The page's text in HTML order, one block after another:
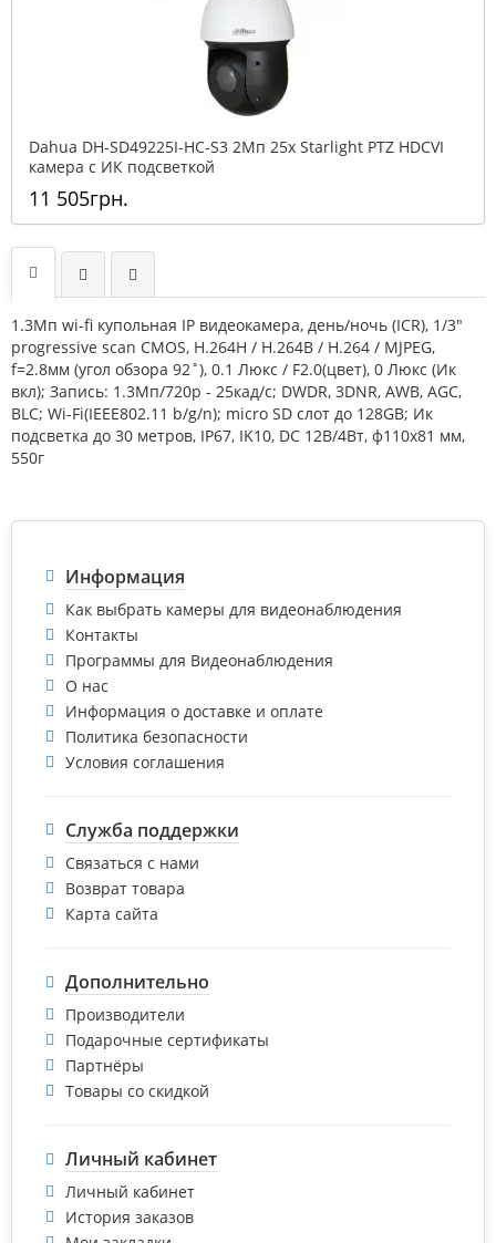
Dahua DH-SD49225I-HC-S3 2Mп 25x Starlight PTZ HDCVI
камера с ИК подсветкой
11 505грн.
1.3Мп wi-fi купольная IP видеокамера, день/ночь (ICR), 1/3"
progressive scan CMOS, H.264H / H.264B / H.264 / MJPEG,
f=2.8мм (угол обзора 92˚), 0.1 Люкс / F2.0(цвет), 0 Люкс (Ик
вкл); Запись: 1.3Мп/720р - 25кад/с; DWDR, 3DNR, AWB, AGC,
BLC; Wi-Fi(IEEE802.11 b/g/n); micro SD слот до 128GB; Ик
подсветка до 30 метров, IP67, IK10, DC 12В/4Вт, ф110х81 мм,
550г
Информация
Как выбрать камеры для видеонаблюдения
Контакты
Программы для Видеонаблюдения
О нас
Информация о доставке и оплате
Политика безопасности
Условия соглашения
Служба поддержки
Связаться с нами
Возврат товара
Карта сайта
Дополнительно
Производители
Подарочные сертификаты
Партнёры
Товары со скидкой
Личный кабинет
Личный кабинет
История заказов